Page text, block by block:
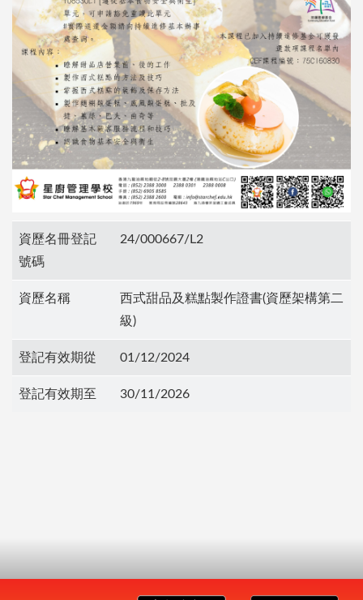
資歷名冊登記
號碼
24/000667/L2
資歷名稱
西式甜品及糕點製作證書(資歷架構第二
級)
登記有效期從 01/12/2024
登記有效期至 30/11/2026